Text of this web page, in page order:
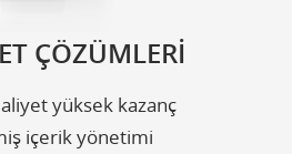
ÇÖZÜMLERİ
yüksek kazanç
içerik yönetimi